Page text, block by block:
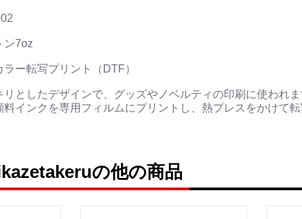
＜
第
ン7oz
ラー転写プリント（DTF）
リとしたデザインで、グッズやノベルティの印刷に使われま
料インクを専用フィルムにプリントし、熱プレスをかけて
の他の商品